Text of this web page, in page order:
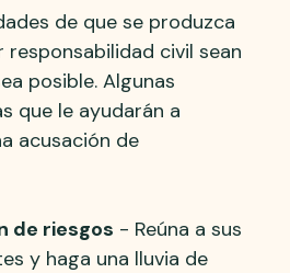
de que se produzca
responsabilidad civil sean
posible. Algunas
que le ayudarán a
acusación de
de riesgos - Reúna a sus
y haga una lluvia de